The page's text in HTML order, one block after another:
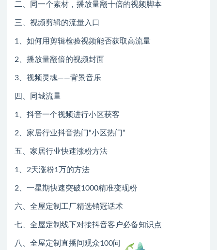
二、同一个素材，播放量翻十倍的视频脚本
三、视频剪辑的流量入口
1、如何用剪辑检验视频能否获取高流量
2、播放量翻倍的视频封面
3、视频灵魂——背景音乐
四、同城流量
1、抖音一个视频进行小区获客
2、家居行业抖音热门“小区热门”
五、家居行业快速涨粉方法
1、2天涨粉1万的方法
2、一星期快速突破1000精准变现粉
六、全屋定制工厂精选销冠话术
七、全屋定制线下对接抖音客户必备知识点
八、全屋定制直播间观众100问